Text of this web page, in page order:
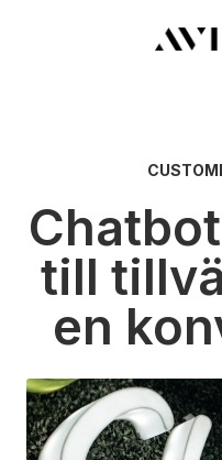
till
en